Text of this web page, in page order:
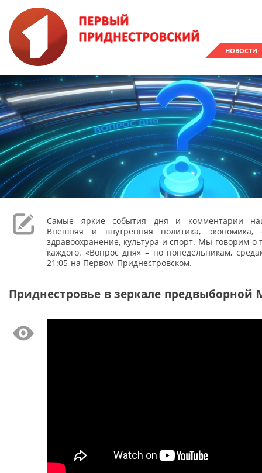
НОВОСТИ
Самые яркие события дня и комментарии
Внешняя и внутренняя политика, экономика,
здравоохранение, культура и спорт. Мы говорим о
каждого. «Вопрос дня» – по понедельникам,
21:05 на Первом Приднестровском.
Приднестровье в зеркале предвыборной